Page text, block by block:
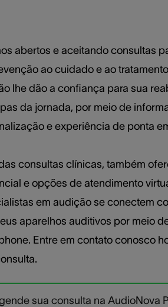
abertos e aceitando consultas
ao cuidado e ao
lhe dão a confiança para sua
da jornada, por meio de
e experiência de ponta
consultas clínicas, também
e opções de atendimento
em audição se conectem
aparelhos auditivos por meio
Entre em contato conosco
sua consulta na AudioNova